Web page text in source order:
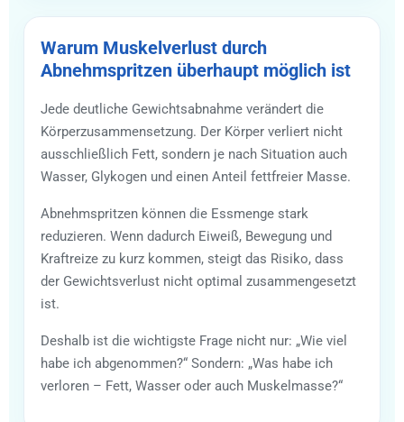
Warum Muskelverlust durch
Abnehmspritzen überhaupt möglich ist
Jede deutliche Gewichtsabnahme verändert die
Körperzusammensetzung. Der Körper verliert nicht
ausschließlich Fett, sondern je nach Situation auch
Wasser, Glykogen und einen Anteil fettfreier Masse.
Abnehmspritzen können die Essmenge stark
reduzieren. Wenn dadurch Eiweiß, Bewegung und
Kraftreize zu kurz kommen, steigt das Risiko, dass
der Gewichtsverlust nicht optimal zusammengesetzt
ist.
Deshalb ist die wichtigste Frage nicht nur: „Wie viel
habe ich abgenommen?“ Sondern: „Was habe ich
verloren – Fett, Wasser oder auch Muskelmasse?“